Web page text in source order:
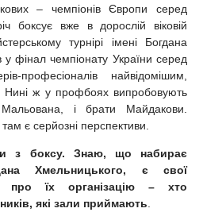
– чемпіонів Європи серед
боксує вже в дорослій віковій
турнірі імені Богдана
фінал чемпіонату України серед
професіоналів найвідомішим,
Нині ж у профбоях випробовують
і брати Майдакови.
є серйозні перспективи.
з боксу. Знаю, що набирає
Хмельницького, є свої
про їх організацію – хто
які зали приймають.